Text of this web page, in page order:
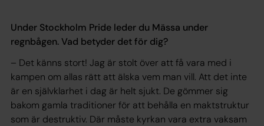
Under Stockholm Pride leder du Mässa under
regnbågen. Vad betyder det för dig?
– Det känns stort! Jag är stolt över att få vara med i
kampen om allas rätt att älska vem man vill. Att det inte
är en självklarhet i dag är helt sjukt. De gömmer sig
bakom gamla traditioner för att behålla en maktstruktur
som är destruktiv. Där måste kyrkan vara extra vaksam